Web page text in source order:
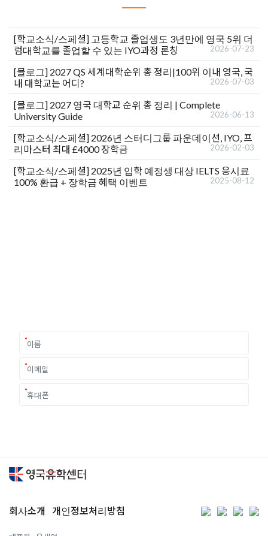
[학교소식/스페셜] 고등학교 졸업생도 3년만에 영국 5위 더
럼대학교를 졸업할 수 있는 IYO과정 론칭
2026-07-23
[블로그] 2027 QS 세계대학순위 총 정리|100위 이내 영국, 국
내 대학교는 어디?
2026-07-03
[블로그] 2027 영국 대학교 순위 총 정리 | Complete
University Guide
2026-06-13
[학교소식/스페셜] 2026년 스터디그룹 파운데이션, IYO, 프
리마스터 최대 £4000 장학금
2026-02-03
[학교소식/스페셜] 2025년 입학 예정생 대상 IELTS 응시료
100% 환급 + 장학금 혜택 이벤트
2025-08-12
회사소개 개인정보처리방침